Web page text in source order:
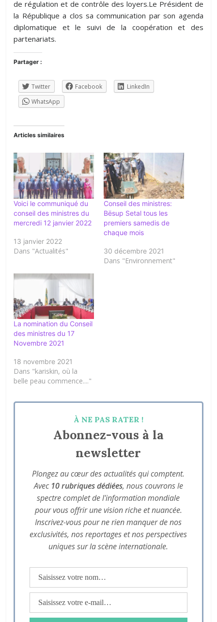
de régulation et de contrôle des loyers.Le Président de
la République a clos sa communication par son agenda
diplomatique et le suivi de la coopération et des
partenariats.
Partager :
Twitter Facebook
LinkedIn
WhatsApp
Articles similaires
Voici le communiqué du
conseil des ministres du
mercredi 12 janvier 2022
13 janvier 2022
Dans "Actualités"
Conseil des ministres:
Bësup Setal tous les
premiers samedis de
chaque mois
30 décembre 2021
Dans "Environnement"
La nomination du Conseil
des ministres du 17
Novembre 2021
18 novembre 2021
Dans "kariskin, où la
belle peau commence...."
À NE PAS RATER !
Abonnez-vous à la
newsletter
Plongez au cœur des actualités qui comptent.
Avec 10 rubriques dédiées, nous couvrons le
spectre complet de l'information mondiale
pour vous offrir une vision riche et nuancée.
Inscrivez-vous pour ne rien manquer de nos
exclusivités, nos reportages et nos perspectives
uniques sur la scène internationale.